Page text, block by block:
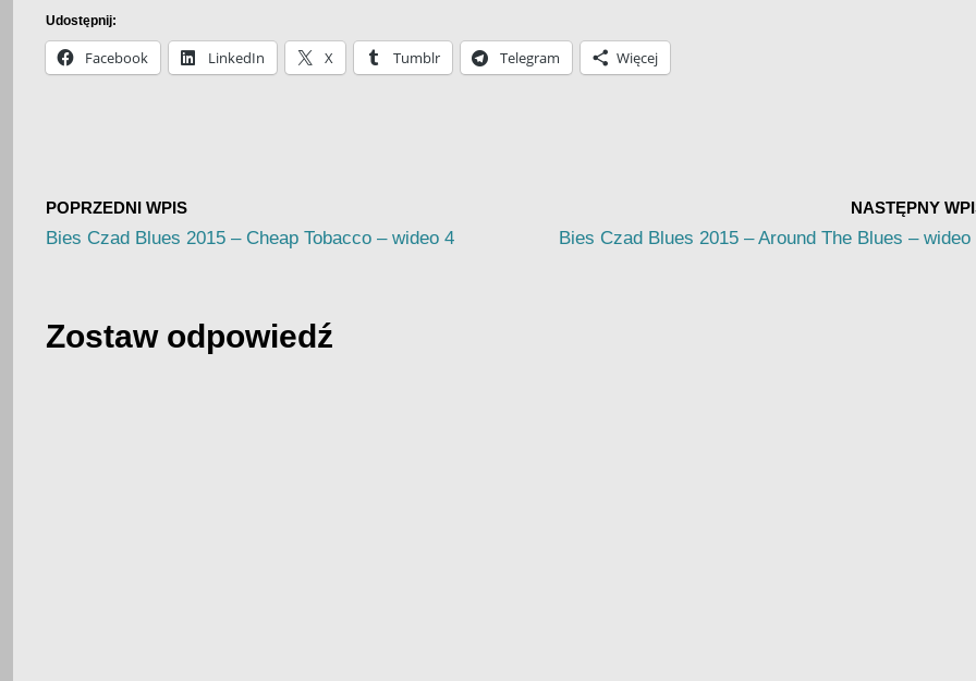
Udostępnij:
Facebook LinkedIn X Tumblr Telegram Więcej
POPRZEDNI WPIS
Bies Czad Blues 2015 – Cheap Tobacco – wideo 4
NASTĘPNY
Bies Czad Blues 2015 – Around The Blues – wideo
Zostaw odpowiedź